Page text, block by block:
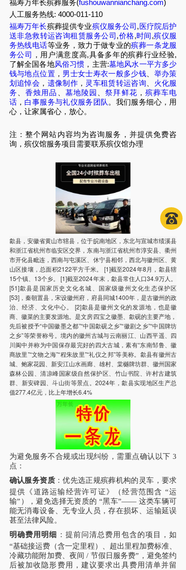
福寿万年长殡葬服务(fushouwannianchang.com)
人工服务热线: 4000-011-110
福寿万年长殡葬提供专业殡仪服务公司,医疗院后护
送非急救转运咨询租赁服务公司,价格,时间,殡仪服
务热线电话等业务，致力于做专业的殡葬一条龙服
务公司 ，用户满意度高,具备多年的殡葬行业经验,
了解全国各地风俗习惯 ，主营:墓地风水一平方多少
钱与地点位置， 男士女士寿衣一般多少钱
举办策
划追悼会 ， 遗像制作， 灵车租赁转运咨询
火化服
务
香烛用品 墓地陵园 、祭拜鲜花 ， 殡葬车电
话 ， 白事服务与礼仪服务团队 。我们服务细心，用
心，让家属省心，放心。
注：整个网站内容均为咨询服务，并提供免费咨
询，殡仪馆服务项目需要联系殡仪馆办理
歙县，安徽省黄山市辖县，位于皖南地区，东北与宣城市绩溪县
和浙江省杭州市临安区交界，东南与浙江省杭州市淳安县、衢州
市开化县毗连，西南与屯溪区、休宁县相邻，西北与徽州区、黄
山区接壤，总面积2122平方千米。 [1]截至2024年8月，歙县辖
15个镇、13个乡。 [1]截至2024年末，歙县常住人口34.9万人。
[51]歙县是国家历史文化名城、国家级徽州文化生态保护区
[53]，秦朝置县，宋设徽州府，府县同城1400年，是古徽州的政
治、经济、文化中心。 [2]歙县是徽州文化的发源地，也是徽
商、徽菜的主要发源地。是文房四宝之徽墨、歙砚的主要产地，
先后被授予“中国徽墨之都”“中国歙砚之乡”“徽剧之乡”“中国牌坊
之乡”等荣誉称号。境内的徽州古城与云南丽江、山西平遥、四
川阆中并称为中国保存最完好的四大古城，素有“东南邹鲁、徽
商故里”“文物之海”“程朱故里”“礼仪之邦”等美称。歙县有徽州古
城、鲍家花园、新安江山水画廊、雄村、棠樾牌坊群、徽州国家
森林公园、清凉峰国家级自然保护区、竹山书院、许村古建筑
群、新安碑园、斗山街等景点。2024年，歙县实现地区生产总
值277.4亿元，比上年增长6.4%
为避免服务不合规或出现纠纷，需重点确认以下 3
点：
确认服务资质：优先选正规殡葬机构的灵车，要求
提供《道路运输经营许可证》（经营范围含 “运
输”），避免选择无资质的 “黑车”—— 这类车辆可
能无消毒设备、无专业人员，存在损坏、运输延误
甚至法律风险。
明确费用明细
：提前问清总费用包含的项目，如
“基础接运费（含一定里程）、超出里程加费标准、
冷藏功能附加费、夜间 / 节假日服务费”，避免签约
后被加收隐形费用，建议要求出具费用清单并留